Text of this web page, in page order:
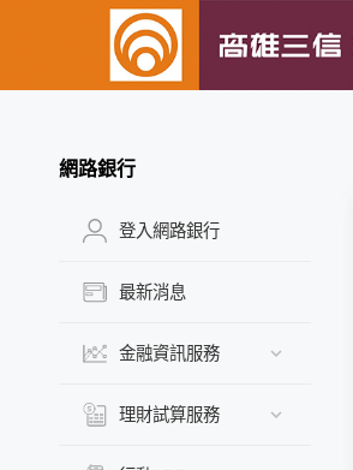
網路銀行
登入網路銀行
最新消息
金融資訊服務
理財試算服務